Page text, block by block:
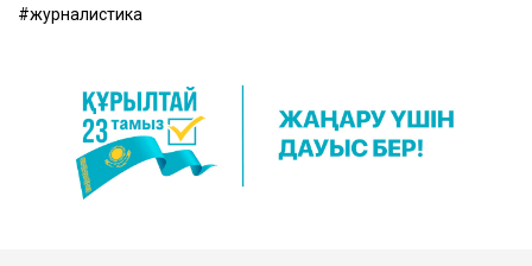
журналистика